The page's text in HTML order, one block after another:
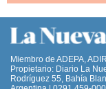
Miembro de ADEPA,
Propietario: Diario La
Rodríguez 55, Bahía